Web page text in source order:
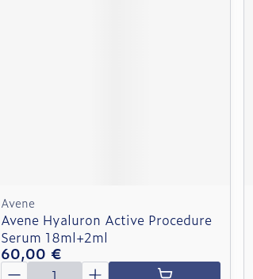
Avene
Avene Hyaluron Active Procedure
Serum 18ml+2ml
60,00 €
Quantité